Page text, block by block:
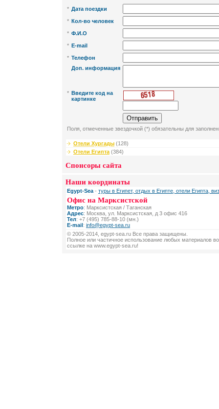
* Дата поездки
* Кол-во человек
* Ф.И.О
* E-mail
* Телефон
Доп. информация
* Введите код на
картинке
Поля, отмеченные звездочкой (*) обязательны для
Отели Хургады (128)
Отели Египта(384)
Спонсоры сайта
Наши координаты
Egypt-Sea - туры в Египет, отдых в Египте, отели Египта,
Офис на Марксистской
Метро: Марксистская / Таганская
Адрес: Москва, ул. Марксистская, д 3 офис 416
Тел: +7 (495) 785-88-10 (мн.)
E-mail: info@egypt-sea.ru
© 2005-2014, egypt-sea.ru Все права защищены.
Полное или частичное использование любых материалов
ссылке на www.egypt-sea.ru!